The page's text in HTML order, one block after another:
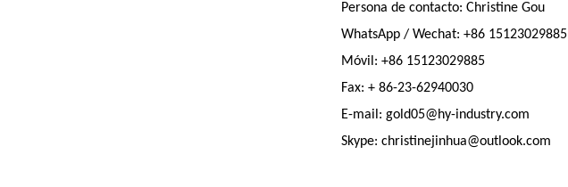
Persona de contacto: Christine Gou
WhatsApp / Wechat: +86 15123029885
Móvil: +86 15123029885
Fax: + 86-23-62940030
E-mail: gold05@hy-industry.com
Skype: christinejinhua@outlook.com